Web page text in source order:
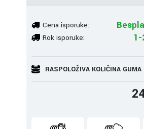
Cena isporuke:
Rok isporuke:
RASPOLOŽIVA KOLIČINA GUMA